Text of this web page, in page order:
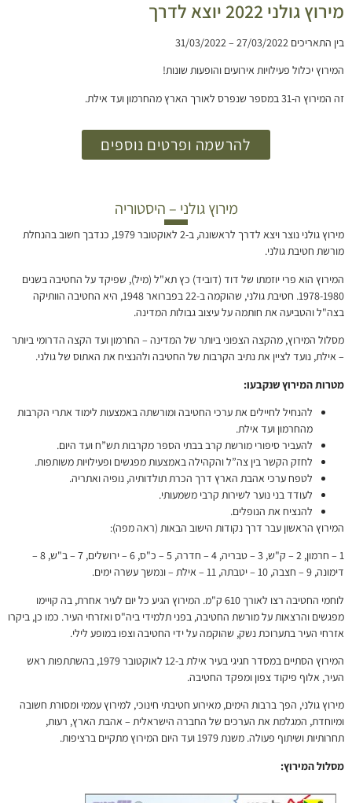
מירוץ גולני 2022 יוצא לדרך
בין התאריכים 27/03/2022 – 31/03/2022
המירוץ יכלול פעילויות אירועים והופעות שונות!
זה המירוץ ה-31 במספר שנפרס לאורך הארץ מהחרמון ועד אילת.
להרשמה ופרטים נוספים
מירוץ גולני – היסטוריה
מירוץ גולני נוצר ויצא לדרך לראשונה, ב-2 לאוקטובר 1979, כנדבך חשוב בהנחלת
מורשת חטיבת גולני.
המירוץ הוא פרי יוזמתו של דוד (דוביד) כץ תא"ל (מיל), שפיקד על החטיבה בשנים
1978-1980. חטיבת גולני, שהוקמה ב-22 בפברואר 1948, היא החטיבה הוותיקה
בצה"ל והטביעה את חותמה על עיצוב גבולות המדינה.
מסלול המירוץ, מהקצה הצפוני ביותר של המדינה – החרמון ועד הקצה הדרומי ביותר
– אילת, נועד לציין את נתיב הקרבות של החטיבה ולהנציח את האתוס של גולני.
מטרות המירוץ שנקבעו:
להנחיל לחיילים את ערכי החטיבה ומורשתה באמצעות לימוד אתרי הקרבות
מהחרמון ועד אילת.
להעביר סיפורי מורשת קרב בבתי הספר מקרבות תש”ח ועד היום.
לחזק הקשר בין צה”ל והקהילה באמצעות מפגשים ופעילויות משותפות.
לטפח ערכי אהבת הארץ דרך הכרת תולדותיה, נופיה ואתריה.
לעודד בני נוער לשירות קרבי משמעותי.
להנציח את הנופלים.
המירוץ הראשון עבר דרך נקודות הישוב הבאות (ראה מפה):
1 – חרמון, 2 – ק"ש, 3 – טבריה, 4 – חדרה, 5 – כ"ס, 6 – ירושלים, 7 – ב"ש, 8 –
דימונה, 9 – חצבה, 10 – יטבתה, 11 – אילת – ונמשך עשרה ימים.
לוחמי החטיבה רצו לאורך 610 ק"מ. המירוץ הגיע כל יום לעיר אחרת, בה קויימו
מפגשים והרצאות על מורשת החטיבה, בפני תלמידי ביה"ס ואזרחי העיר. כמו כן, ביקרו
אזרחי העיר בתערוכת נשק, שהוקמה על ידי החטיבה וצפו במופע לילי.
המירוץ הסתיים במסדר חגיגי בעיר אילת ב-12 לאוקטובר 1979, בהשתתפות ראש
העיר, אלוף פיקוד צפון ומפקד החטיבה.
מירוץ גולני, הפך ברבות הימים, מאירוע חטיבתי חינוכי, למירוץ עממי ומסורת חשובה
ומיוחדת, המגלמת את הערכים של החברה הישראלית – אהבת הארץ, רעות,
תחרותיות ושיתוף פעולה. משנת 1979 ועד היום המירוץ מתקיים ברציפות.
מסלול המירוץ: